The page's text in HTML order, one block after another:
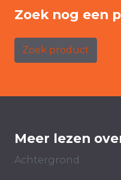
Zoek nog een
Zoek product
Meer lezen
Achtergrond